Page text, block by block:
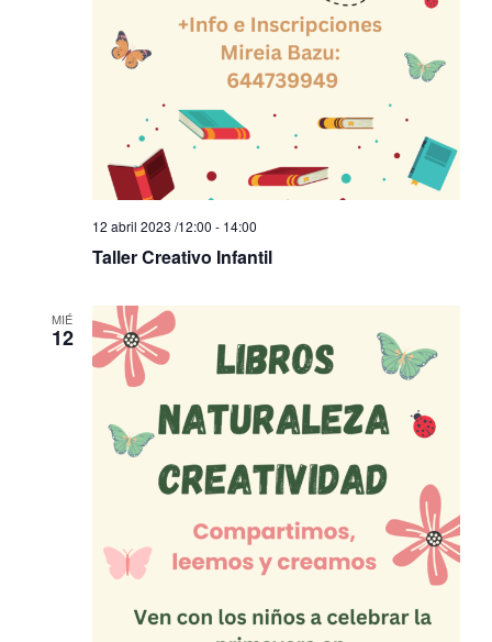
Taller Creativo Infantil
12 abril 2023 /12:00 - 14:00
MIÉ
12